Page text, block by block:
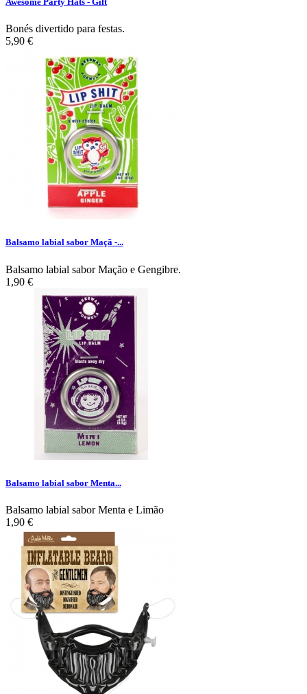
Bonés divertido para festas.
5,90 €
Balsamo labial sabor Maçã -...
Balsamo labial sabor Mação e Gengibre.
1,90 €
Balsamo labial sabor Menta...
Balsamo labial sabor Menta e Limão
1,90 €